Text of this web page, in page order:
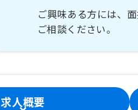
ご興味ある方には、
ご相談ください。
求人概要